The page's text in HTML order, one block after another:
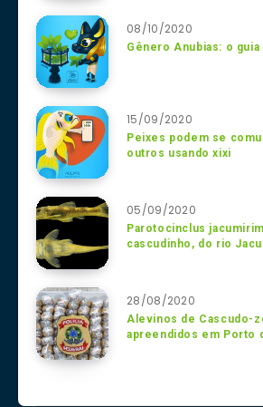
08/10/2020
Gênero Anubias: o
15/09/2020
Peixes podem se
outros usando xixi
05/09/2020
Parotocinclus
cascudinho, do rio
28/08/2020
Alevinos de Cascudo-
apreendidos em Porto